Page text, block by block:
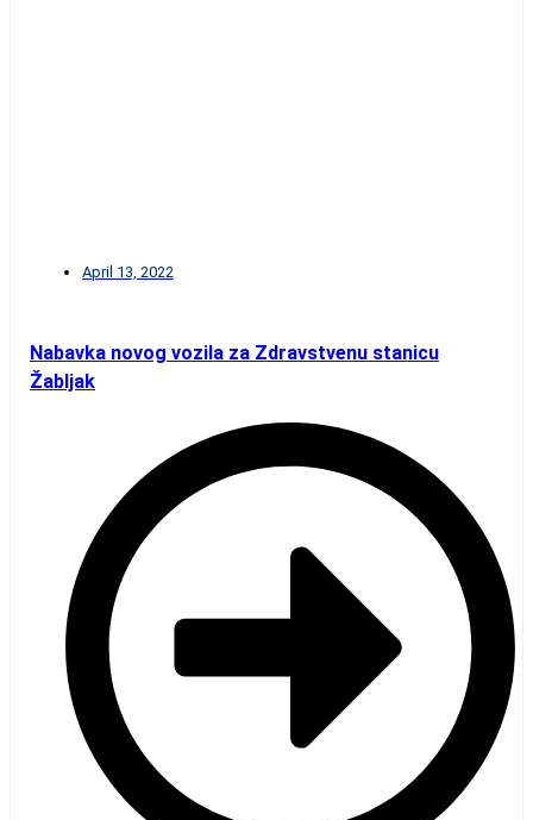
April 13, 2022
Nabavka novog vozila za Zdravstvenu stanicu
Žabljak